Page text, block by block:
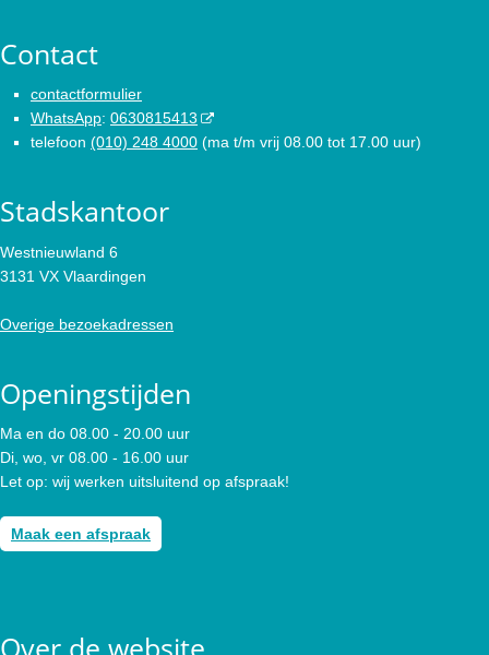
Contact
contactformulier
WhatsApp: 0630815413
telefoon (010) 248 4000 (ma t/m vrij 08.00 tot 17.00 uur)
Stadskantoor
Westnieuwland 6
3131 VX Vlaardingen
Overige bezoekadressen
Openingstijden
Ma en do 08.00 - 20.00 uur
Di, wo, vr 08.00 - 16.00 uur
Let op: wij werken uitsluitend op afspraak!
Maak een afspraak